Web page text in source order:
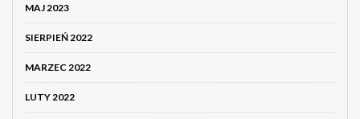
MAJ 2023
SIERPIEŃ 2022
MARZEC 2022
LUTY 2022